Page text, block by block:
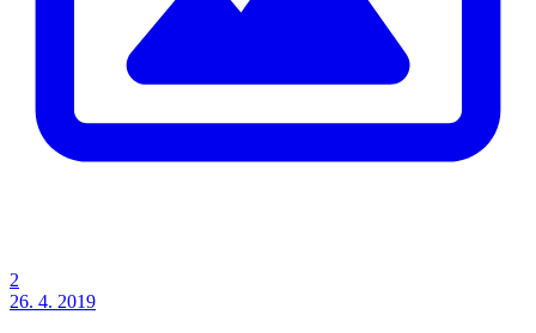
2
26. 4. 2019